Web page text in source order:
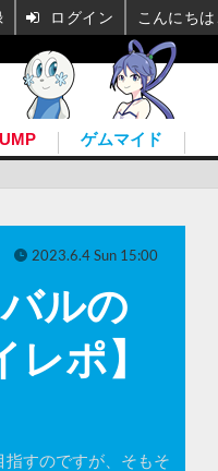
ゲムマイド
ルの
ポ】
指すのですが、そもそ
2023.6.4 Sun 15:00
ログイン こんにち